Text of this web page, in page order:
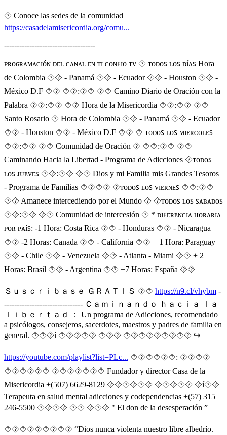
⯑ Conoce las sedes de la comunidad
https://casadelamisericordia.org/comu...
------------------------------------
ᴩʀᴏɢʀᴀᴍᴀᴄɪóɴ ᴅᴇʟ ᴄᴀɴᴀʟ ᴇɴ ᴛɪ ᴄᴏɴꜰɪᴏ ᴛᴠ ⯑ ᴛᴏᴅᴏꜱ ʟᴏꜱ ᴅíᴀꜱ Hora
de Colombia ⯑⯑ - Panamá ⯑⯑ - Ecuador ⯑⯑ - Houston ⯑⯑ -
México D.F ⯑⯑ ⯑⯑:⯑⯑ ⯑⯑ Camino Diario de Oración con la
Palabra ⯑⯑:⯑⯑ ⯑⯑ Hora de la Misericordia ⯑⯑:⯑⯑ ⯑⯑
Santo Rosario ⯑ Hora de Colombia ⯑⯑ - Panamá ⯑⯑ - Ecuador
⯑⯑ - Houston ⯑⯑ - México D.F ⯑⯑ ⯑ ᴛᴏᴅᴏꜱ ʟᴏꜱ ᴍɪᴇʀᴄᴏʟᴇꜱ
⯑⯑:⯑⯑ ⯑⯑ Comunidad de Oración ⯑ ⯑⯑:⯑⯑ ⯑⯑
Caminando Hacia la Libertad - Programa de Adicciones ⯑ᴛᴏᴅᴏꜱ
ʟᴏꜱ ᴊᴜᴇᴠᴇꜱ ⯑⯑:⯑⯑ ⯑⯑ Dios y mi Familia mis Grandes Tesoros
- Programa de Familias ⯑‍⯑‍⯑‍⯑ ⯑ᴛᴏᴅᴏꜱ ʟᴏꜱ ᴠɪᴇʀɴᴇꜱ ⯑⯑:⯑⯑
⯑⯑ Amanece intercediendo por el Mundo ⯑ ⯑ᴛᴏᴅᴏꜱ ʟᴏꜱ ꜱᴀʙᴀᴅᴏꜱ
⯑⯑:⯑⯑ ⯑⯑ Comunidad de intercesión ⯑ * ᴅɪꜰᴇʀᴇɴᴄɪᴀ ʜᴏʀᴀʀɪᴀ
ᴩᴏʀ ᴩᴀíꜱ: -1 Hora: Costa Rica ⯑⯑ - Honduras ⯑⯑ - Nicaragua
⯑⯑ -2 Horas: Canada ⯑⯑ - California ⯑⯑ + 1 Hora: Paraguay
⯑⯑ - Chile ⯑⯑ - Venezuela ⯑⯑ - Atlanta - Miami ⯑⯑ + 2
Horas: Brasil ⯑⯑ - Argentina ⯑⯑ +7 Horas: España ⯑⯑
Ｓｕｓｃｒｉｂａｓｅ ＧＲＡＴＩＳ ⯑⯑ https://n9.cl/vhybm -
------------------------------- Ｃａｍｉｎａｎｄｏ ｈａｃｉａ ｌａ
ｌｉｂｅｒｔａｄ ： Un programa de Adicciones, recomendado
a psicólogos, consejeros, sacerdotes, maestros y padres de familia en
general. ⯑⯑⯑í ⯑⯑⯑⯑⯑ ⯑⯑⯑ ⯑⯑⯑⯑⯑⯑⯑⯑⯑ ↪️
https://youtube.com/playlist?list=PLc... ⯑⯑⯑⯑⯑⯑: ⯑⯑⯑⯑
⯑⯑⯑⯑⯑⯑ ⯑⯑⯑⯑⯑⯑⯑ Fundador y director Casa de la
Misericordia +(507) 6629-8129 ⯑⯑⯑⯑⯑⯑ ⯑⯑⯑⯑⯑ ⯑í⯑⯑
Terapeuta en salud mental adicciones y codependencias +(57) 315
246-5500 ⯑⯑⯑⯑ ⯑⯑ ⯑⯑⯑ " El don de la desesperación ”
⯑⯑⯑⯑⯑⯑⯑⯑⯑ “Dios nunca violenta nuestro libre albedrío.